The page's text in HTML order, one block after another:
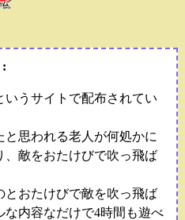
いうサイトで配布されてい
と思われる老人が何処かに
、敵をおたけびで吹っ飛ば
とおたけびで敵を吹っ飛ば
な内容なだけで4時間も遊べ